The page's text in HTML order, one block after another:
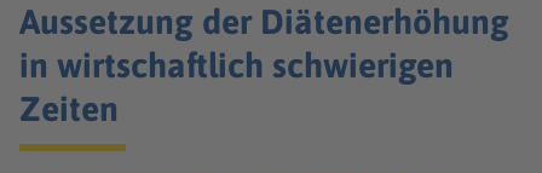
Aussetzung der Diätenerhöhung
in wirtschaftlich schwierigen
Zeiten